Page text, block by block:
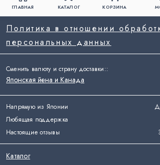
ГЛАВНАЯ КАТАЛОГ КОРЗИНА
Напрямую из Японии
Любящая поддержка
Настоящие отзывы
Политика в отношении
персональных данных
Каталог
Сменить валюту и страну доставки::
Японская йена и Канада